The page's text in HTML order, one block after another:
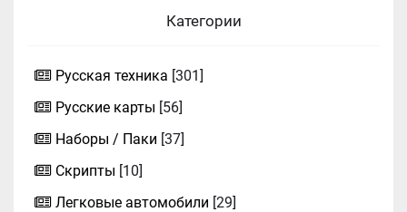
Категории
Русская техника [301]
Русские карты [56]
Наборы / Паки [37]
Скрипты [10]
Легковые автомобили [29]